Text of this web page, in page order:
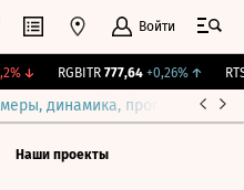
Войти
↓ RGBITR 777,64 +0,26%↑
динамика, прогнозы
Наши проекты